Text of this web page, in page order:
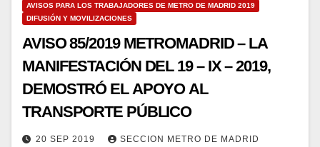
AVISOS PARA LOS TRABAJADORES DE METRO DE MADRID 2019
DIFUSIÓN Y MOVILIZACIONES
AVISO 85/2019 METROMADRID – LA
MANIFESTACIÓN DEL 19 – IX – 2019,
DEMOSTRÓ EL APOYO AL
TRANSPORTE PÚBLICO
20 SEP 2019 SECCION METRO DE MADRID